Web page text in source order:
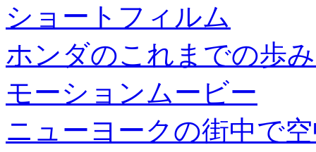
ショートフィルム
ホンダのこれまでの歩
モーションムービー
ニューヨークの街中で